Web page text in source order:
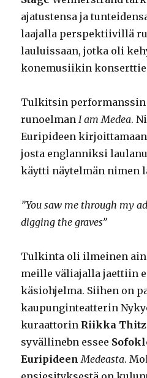
ajatustensa ja
laajalla perspektiivillä
lauluissaan, jotka oli
konemusiikin
Tulkitsin
runoelman I am Medea.
Euripideen
josta englanniksi
käytti näytelmän nimen
”You saw me through my
digging the graves”
Tulkinta oli ilmeinen
meille väliajalla jaettiin
käsiohjelma. Siihen on
kaupunginteatterin
kuraattorin Riikka
syvällinebn essee
Euripideen Medeasta.